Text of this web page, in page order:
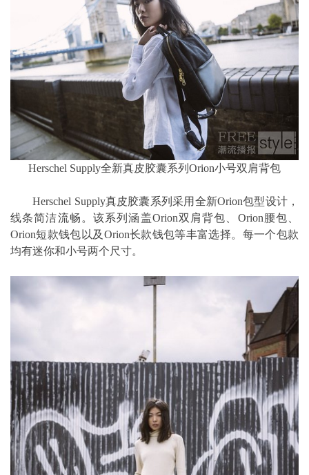
Herschel Supply全新真皮胶囊系列Orion小号双肩背包
Herschel Supply真皮胶囊系列采用全新Orion包型设计，
线条简洁流畅。该系列涵盖Orion双肩背包、Orion腰包、
Orion短款钱包以及Orion长款钱包等丰富选择。每一个包款
均有迷你和小号两个尺寸。